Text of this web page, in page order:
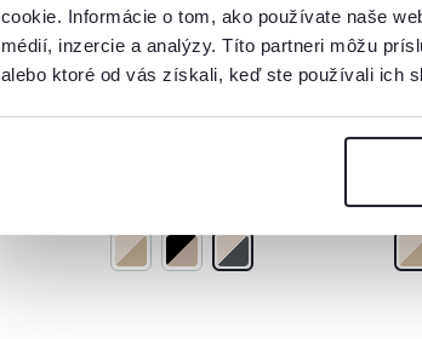
cookie. Informácie o tom, ako používate naše
médií, inzercie a analýzy. Títo partneri môžu
alebo ktoré od vás získali, keď ste používali ich
2
1
mramor/kašmír, MAKO
99 €
79 €
3